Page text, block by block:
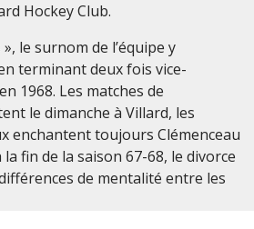
Hockey Club.
le surnom de l’équipe y
terminant deux fois vice-
1968. Les matches de
le dimanche à Villard, les
enchantent toujours Clémenceau
fin de la saison 67-68, le divorce
de mentalité entre les